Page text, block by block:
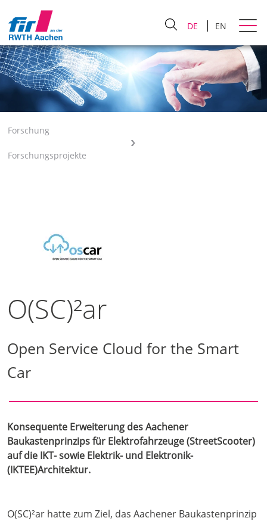
DE EN
Forschung
Forschungsprojekte
O(SC)²ar
Open Service Cloud for the Smart
Car
Konsequente Erweiterung des Aachener
Baukastenprinzips für Elektrofahrzeuge (StreetScooter)
auf die IKT- sowie Elektrik- und Elektronik-
(IKTEE)Architektur.
O(SC)²ar hatte zum Ziel, das Aachener Baukastenprinzip